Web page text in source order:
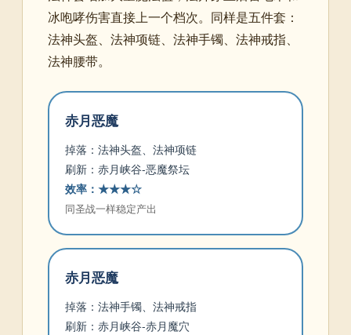
冰咆哮伤害直接上一个档次。同样是五件套：
法神头盔、法神项链、法神手镯、法神戒指、
法神腰带。
赤月恶魔
掉落：法神头盔、法神项链
刷新：赤月峡谷-恶魔祭坛
效率：★★★☆
同圣战一样稳定产出
赤月恶魔
掉落：法神手镯、法神戒指
刷新：赤月峡谷-赤月魔穴